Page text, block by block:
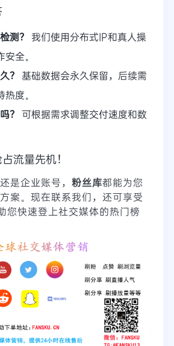
测？ 我们使用分布式IP和真人操
全。
？ 基础数据会永久保留，后续需
度。
？ 可根据需求调整交付速度和数
流量先机！
是企业账号， 粉丝库都能为您
案。现在联系我们，还可享受
您快速登上社交媒体的热门榜